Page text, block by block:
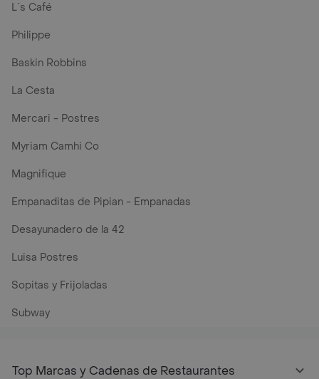
L´s Café
Philippe
Baskin Robbins
La Cesta
Mercari - Postres
Myriam Camhi Co
Magnifique
Empanaditas de Pipian - Empanadas
Desayunadero de la 42
Luisa Postres
Sopitas y Frijoladas
Subway
Top Marcas y Cadenas de Restaurantes